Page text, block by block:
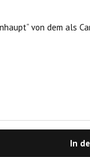
von dem als
In